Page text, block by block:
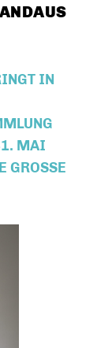
IN
MAI
A